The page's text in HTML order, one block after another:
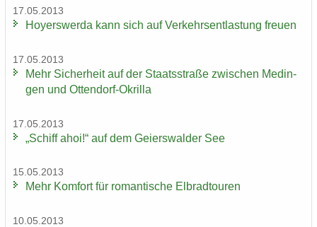
17.05.2013
Ho­yers­wer­da kann sich auf Ver­kehrs­ent­las­tung freu­en
17.05.2013
Mehr Si­cher­heit auf der Staats­stra­ße zwi­schen Me­din­
gen und Ottendorf-​Okrilla
17.05.2013
„Schiff ahoi!“ auf dem Gei­ers­wal­der See
15.05.2013
Mehr Kom­fort für ro­man­ti­sche El­brad­tou­ren
10.05.2013